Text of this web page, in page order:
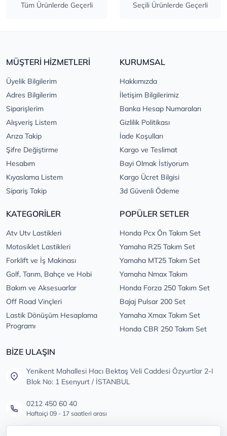
Tüm Ürünlerde Geçerli Seçili Ürünlerde Geçerli
MÜŞTERİ HİZMETLERİ
Üyelik Bilgilerim
Adres Bilgilerim
Siparişlerim
Alışveriş Listem
Arıza Takip
Şifre Değiştirme
Hesabım
Kıyaslama Listem
Sipariş Takip
KURUMSAL
Hakkımızda
İletişim Bilgilerimiz
Banka Hesap Numaraları
Gizlilik Politikası
İade Koşulları
Kargo ve Teslimat
Bayi Olmak İstiyorum
Kargo Ücret Bilgisi
3d Güvenli Ödeme
KATEGORİLER
Atv Utv Lastikleri
Motosiklet Lastikleri
Forklift ve İş Makinası
Golf, Tarım, Bahçe ve Hobi
Bakım ve Aksesuarlar
Off Road Vinçleri
Lastik Dönüşüm Hesaplama
Programı
POPÜLER SETLER
Honda Pcx Ön Takım Set
Yamaha R25 Takım Set
Yamaha MT25 Takım Set
Yamaha Nmax Takım
Honda Forza 250 Takım Set
Bajaj Pulsar 200 Set
Yamaha Xmax Takım Set
Honda CBR 250 Takım Set
BİZE ULAŞIN
Yenikent Mahallesi Hacı Bektaş Veli Caddesi Özyurtlar 2-I
Blok No: 1 Esenyurt / İSTANBUL
0212 450 60 40
Haftaiçi 09 - 17 saatleri arası